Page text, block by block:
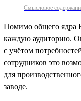
Смысловое
Помимо общего ядра
каждую аудиторию.
с учётом
сотрудников это
для
заводе.